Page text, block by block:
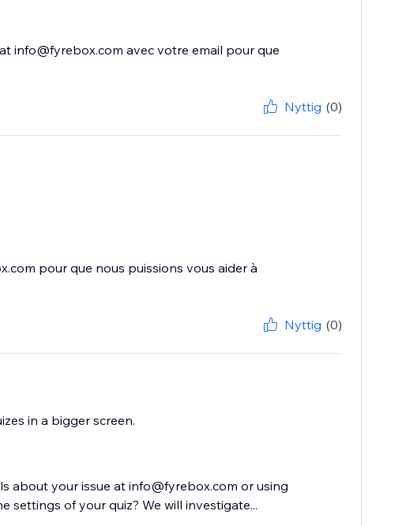
info@fyrebox.com avec votre email pour que
Nyttig (0)
pour que nous puissions vous aider à
Nyttig (0)
in a bigger screen.
about your issue at info@fyrebox.com or using
of your quiz? We will investigate...